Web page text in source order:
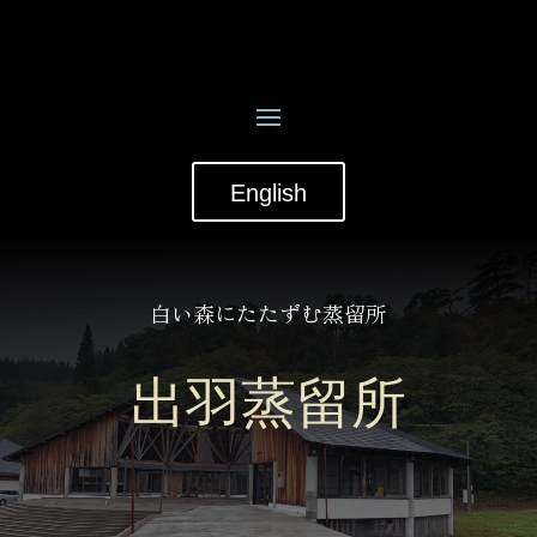
English
白い森にたたずむ蒸留所
出羽蒸留所